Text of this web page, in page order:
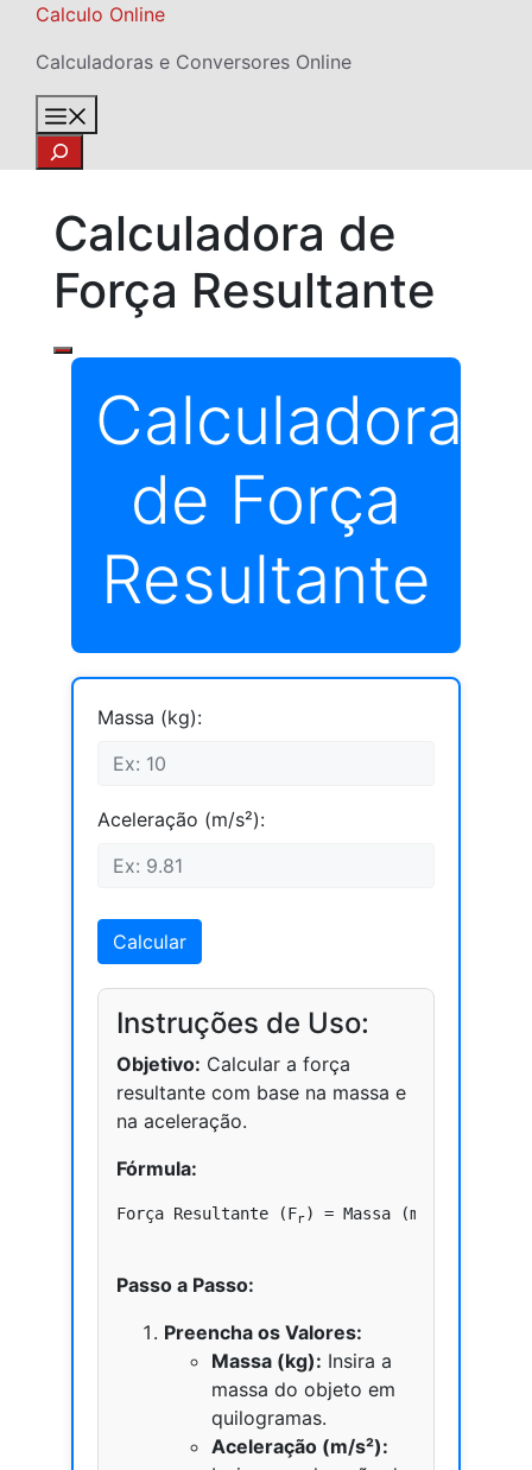
Skip
content
Calculo Online
Calculadoras e Conversores Online
Search
Calculadora de
Força Resultante
Calculadora
de Força
Resultante
Massa (kg):
Aceleração (m/s²):
Calcular
Instruções de Uso:
Objetivo: Calcular a força
resultante com base na massa e
na aceleração.
Fórmula:
Força Resultante (Fr) = Massa (m) ×
Passo a Passo:
Preencha os Valores:
Massa (kg): Insira a
massa do objeto em
quilogramas.
Aceleração (m/s²):